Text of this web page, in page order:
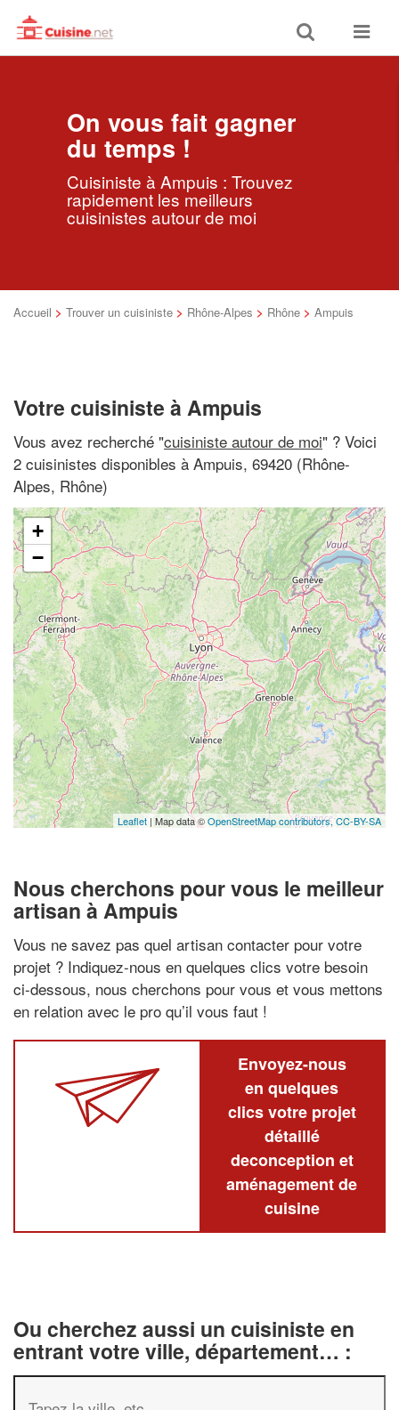
Toggle
search
Toggle
On vous fait gagner
du temps !
Cuisiniste à Ampuis : Trouvez
rapidement les meilleurs
cuisinistes autour de moi
Accueil > Trouver un cuisiniste > Rhône-Alpes > Rhône > Ampuis
Votre cuisiniste à Ampuis
Vous avez recherché "cuisiniste autour de moi" ? Voici
2 cuisinistes disponibles à Ampuis, 69420 (Rhône-
Alpes, Rhône)
+
−
Leaflet | Map data ©OpenStreetMap contributors,CC-BY-SA
Nous cherchons pour vous le meilleur
artisan à Ampuis
Vous ne savez pas quel artisan contacter pour votre
projet ? Indiquez-nous en quelques clics votre besoin
ci-dessous, nous cherchons pour vous et vous mettons
en relation avec le pro qu’il vous faut !
Envoyez-nous
en quelques
clics votre projet
détaillé
deconception et
aménagement de
cuisine
Ou cherchez aussi un cuisiniste en
entrant votre ville, département… :